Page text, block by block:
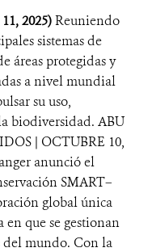
2025)Reuniendo
sistemas de
áreas protegidas y
a nivel mundial
su uso,
biodiversidad. ABU
| OCTUBRE 10,
anunció el
SMART–
global única
que se gestionan
del mundo. Con la